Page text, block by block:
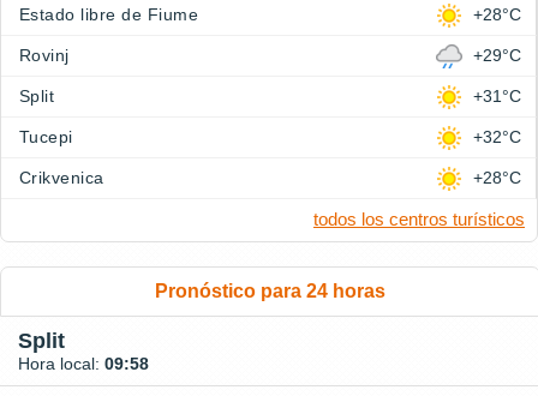
Estado libre de Fiume +28°C
Rovinj +29°C
Split +31°C
Tucepi +32°C
Crikvenica +28°C
todos los centros turísticos
Pronóstico para 24 horas
Split
Hora local: 09:58